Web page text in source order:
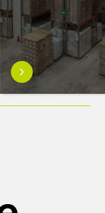
Saber
más